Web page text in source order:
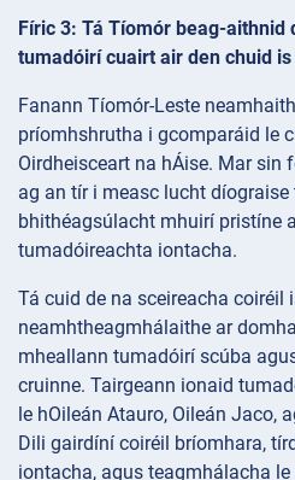
Fíric 3: Tá Tíomór beag-
tumadóirí cuairt air den chuid
Fanann Tíomór-Leste
príomhshrutha i gcomparáid le
Oirdheisceart na hÁise. Mar sin
ag an tír i measc lucht
bhithéagsúlacht mhuirí pristíne
tumadóireachta iontacha.
Tá cuid de na sceireacha coiréil
neamhtheagmhálaithe ar
mheallann tumadóirí scúba
cruinne. Tairgeann ionaid
le hOileán Atauro, Oileán Jaco,
Dili gairdíní coiréil bríomhara,
iontacha, agus teagmhálacha